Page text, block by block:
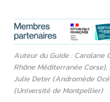
Auteur du Guide : Carolane
Rhône Méditerranée Corse),
Julie Deter (Andromède
(Université de Montpellier)